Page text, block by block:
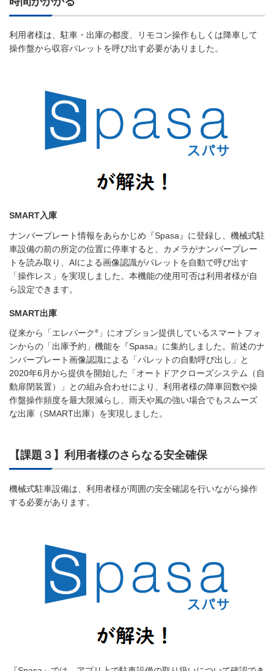
利用者様は、駐車・出庫の都度、リモコン操作もしくは降車して
操作盤から収容パレットを呼び出す必要がありました。
SMART入庫
ナンバープレート情報をあらかじめ『Spasa』に登録し、機械式駐
車設備の前の所定の位置に停車すると、カメラがナンバープレー
トを読み取り、AIによる画像認識がパレットを自動で呼び出す
「操作レス」を実現しました。本機能の使用可否は利用者様が自
ら設定できます。
SMART出庫
従来から「エレパーク ® 」にオプション提供しているスマートフォ
ンからの「出庫予約」機能を『Spasa』に集約しました。前述のナ
ンバープレート画像認識による「パレットの自動呼び出し」と
2020年6月から提供を開始した「オートドアクローズシステム（自
動扉閉装置）」との組み合わせにより、利用者様の降車回数や操
作盤操作頻度を最大限減らし、雨天や風の強い場合でもスムーズ
な出庫（SMART出庫）を実現しました。
【課題３】利用者様のさらなる安全確保
機械式駐車設備は、利用者様が周囲の安全確認を行いながら操作
する必要があります。